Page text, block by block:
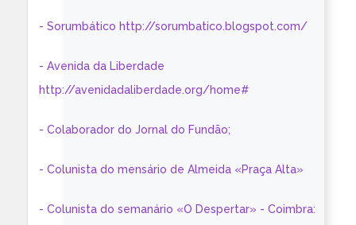
- Sorumbático http://sorumbatico.blogspot.com/
- Avenida da Liberdade
http://avenidadaliberdade.org/home#
- Colaborador do Jornal do Fundão;
- Colunista do mensário de Almeida «Praça Alta»
- Colunista do semanário «O Despertar» - Coimbra: